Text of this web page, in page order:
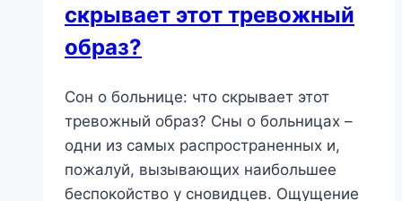
Этот
скрывает этот тревожный
образ?
Сон о больнице: что скрывает этот
тревожный образ? Сны о больницах –
одни из самых распространенных и,
пожалуй, вызывающих наибольшее
беспокойство у сновидцев. Ощущение